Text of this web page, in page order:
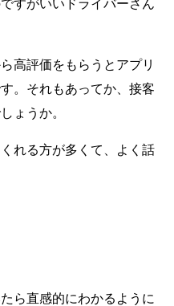
すがいいドライバーさん
高評価をもらうとアプリ
。それもあってか、接客
ょうか。
れる方が多くて、よく話
ら直感的にわかるように